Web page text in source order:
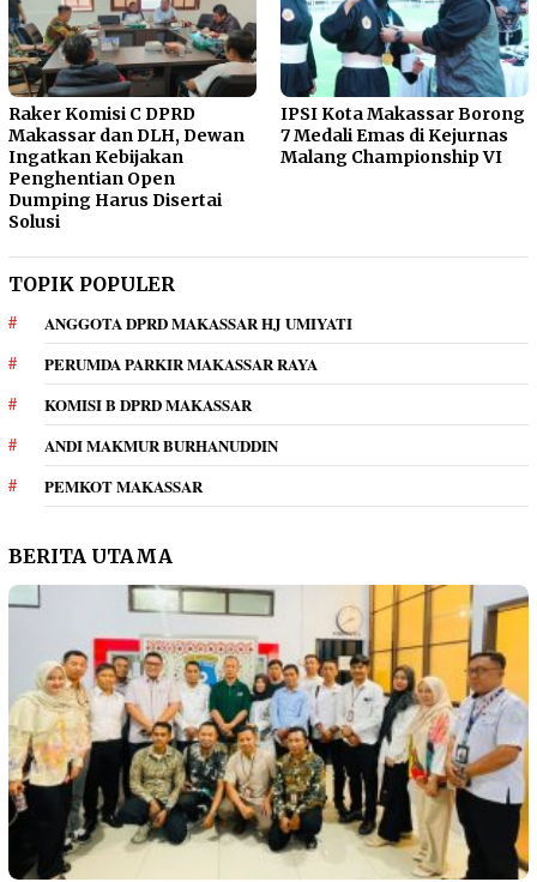
Raker Komisi C DPRD
Makassar dan DLH, Dewan
Ingatkan Kebijakan
Penghentian Open
Dumping Harus Disertai
Solusi
IPSI Kota Makassar Borong
7 Medali Emas di Kejurnas
Malang Championship VI
TOPIK POPULER
ANGGOTA DPRD MAKASSAR HJ UMIYATI
PERUMDA PARKIR MAKASSAR RAYA
KOMISI B DPRD MAKASSAR
ANDI MAKMUR BURHANUDDIN
PEMKOT MAKASSAR
BERITA UTAMA